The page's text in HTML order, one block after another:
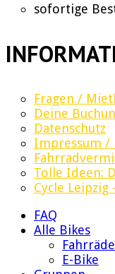
sofortige
Fragen /
Deine
Datenschutz
Impressum /
Tolle Ideen:
Cycle Leipzig
FAQ
Alle Bikes
E-Bike